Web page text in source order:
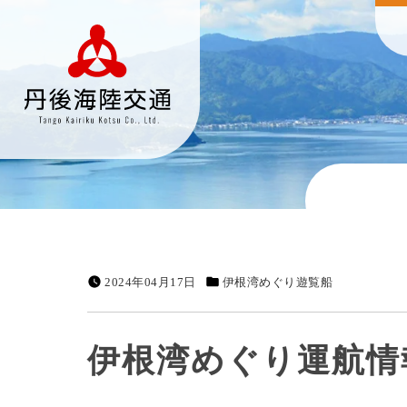
2024年04月17日 伊根湾めぐり遊覧船
伊根湾めぐり運航